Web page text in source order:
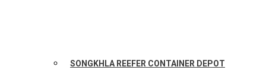
SONGKHLA REEFER CONTAINER DEPOT